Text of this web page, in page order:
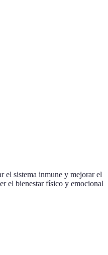
el sistema inmune y mejorar el
el bienestar físico y emocional